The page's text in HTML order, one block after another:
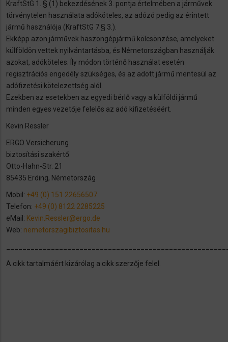
KraftStG 1. § (1) bekezdésének 3. pontja értelmében a járművek
törvénytelen használata adóköteles, az adózó pedig az érintett
jármű használója (KraftStG 7.§ 3.).
Ekképp azon járművek haszongépjármű kölcsönzése, amelyeket
külföldön vettek nyilvántartásba, és Németországban használják
azokat, adóköteles. Íly módon történő használat esetén
regisztrációs engedély szükséges, és az adott jármű mentesül az
adófizetési kötelezettség alól.
Ezekben az esetekben az egyedi bérlő vagy a külföldi jármű
minden egyes vezetője felelős az adó kifizetéséért.
Kevin Ressler
ERGO Versicherung
biztosítási szakértő
Otto-Hahn-Str. 21
85435 Erding, Németország
Mobil: +49 (0) 151 22656507
Telefon: +49 (0) 8122 2285225
eMail: Kevin.Ressler@ergo.de
Web: nemetorszagibiztositas.hu
A cikk tartalmáért kizárólag a cikk szerzője felel.